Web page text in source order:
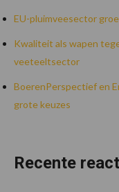
EU-pluimveesector
Kwaliteit als wapen
veeteeltsector
BoerenPerspectief en
grote keuzes
Recente